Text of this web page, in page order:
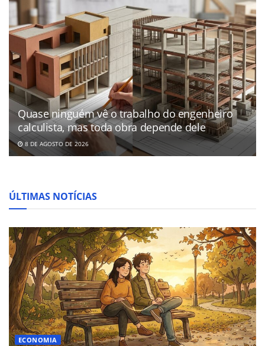
Quase ninguém vê o trabalho do engenheiro
calculista, mas toda obra depende dele
8 DE AGOSTO DE 2026
ÚLTIMAS NOTÍCIAS
ECONOMIA